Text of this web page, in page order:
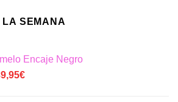
LA SEMANA
Encaje Negro
€El